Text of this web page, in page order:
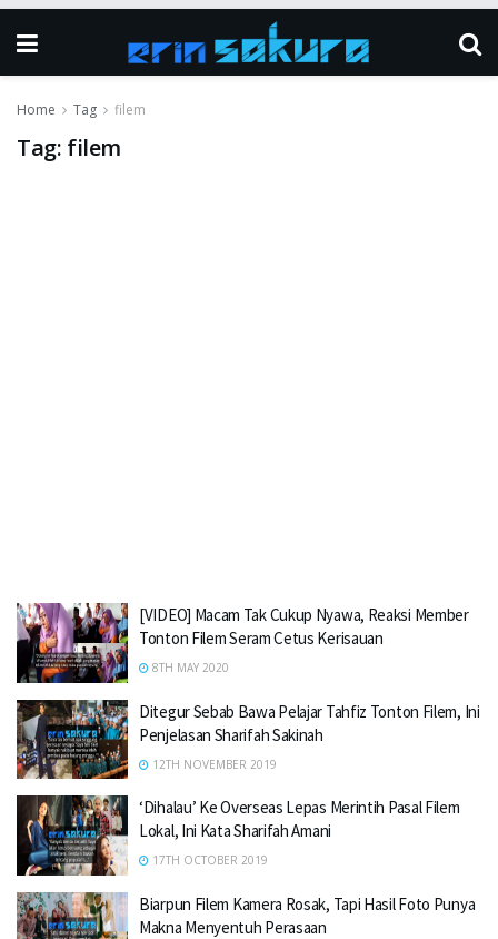
Home Tag filem
Tag: filem
[VIDEO] Macam Tak Cukup Nyawa, Reaksi Member
Tonton Filem Seram Cetus Kerisauan
8TH MAY 2020
Ditegur Sebab Bawa Pelajar Tahfiz Tonton Filem, Ini
Penjelasan Sharifah Sakinah
12TH NOVEMBER 2019
‘Dihalau’ Ke Overseas Lepas Merintih Pasal Filem
Lokal, Ini Kata Sharifah Amani
17TH OCTOBER 2019
Biarpun Filem Kamera Rosak, Tapi Hasil Foto Punya
Makna Menyentuh Perasaan